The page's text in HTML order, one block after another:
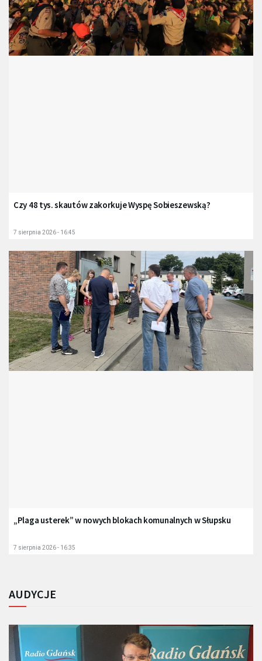
Czy 48 tys. skautów zakorkuje Wyspę Sobieszewską?
7 sierpnia 2026 - 16:45
„Plaga usterek” w nowych blokach komunalnych w Słupsku
7 sierpnia 2026 - 16:35
AUDYCJE